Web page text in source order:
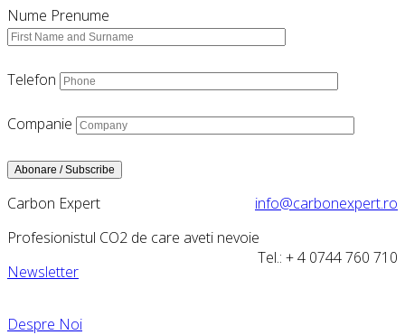
Nume Prenume
Telefon
Companie
Carbon Expert
info@carbonexpert.ro
Profesionistul CO2 de care aveti nevoie
Tel.: + 4 0744 760 710
Newsletter
Despre Noi